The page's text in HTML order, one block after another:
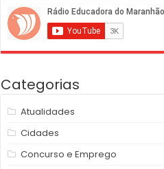
Categorias
Atualidades
Cidades
Concurso e Emprego